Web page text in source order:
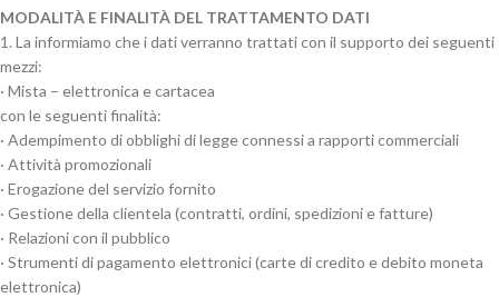
MODALITÀ E FINALITÀ DEL TRATTAMENTO DATI
1. La informiamo che i dati verranno trattati con il supporto dei seguenti
mezzi:
· Mista – elettronica e cartacea
con le seguenti finalità:
· Adempimento di obblighi di legge connessi a rapporti commerciali
· Attività promozionali
· Erogazione del servizio fornito
· Gestione della clientela (contratti, ordini, spedizioni e fatture)
· Relazioni con il pubblico
· Strumenti di pagamento elettronici (carte di credito e debito moneta
elettronica)